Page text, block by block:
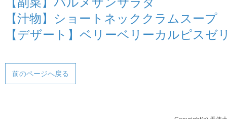
【汁物】ショートネッククラムスープ
【デザート】ベリーベリーカルピスゼ
前のページへ戻る